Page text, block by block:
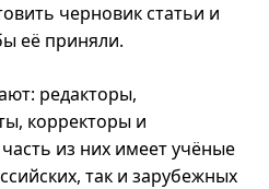
черновик статьи и
её приняли.
редакторы,
корректоры и
из них имеет учёные
так и зарубежных